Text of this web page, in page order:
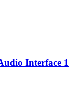
Interface 1